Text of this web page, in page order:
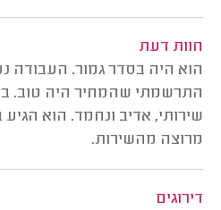
חוות דעת
הוא היה בסדר גמור.
התרשמתי שהמחיר היה טוב.
שירותי, אדיב ונחמד. הוא הגיע
מרוצה מהשירות.
דירוגים